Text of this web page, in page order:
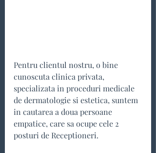
Pentru clientul nostru, o bine
cunoscuta clinica privata,
specializata in proceduri medicale
de dermatologie si estetica, suntem
in cautarea a doua persoane
empatice, care sa ocupe cele 2
posturi de Receptioneri.